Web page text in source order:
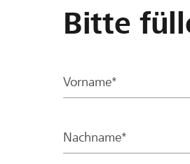
Bitte
Vorname*
Nachname*